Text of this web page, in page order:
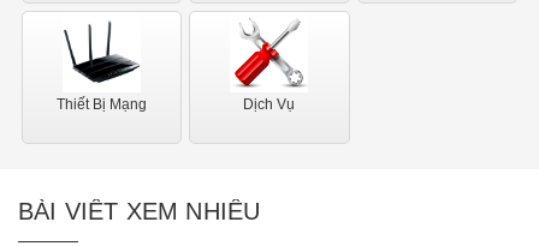
Thiết Bị Mạng Dịch Vụ
BÀI VIẾT XEM NHIỀU